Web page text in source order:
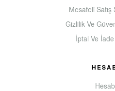
Mesafeli
Gizlilik Ve
İptal Ve İade